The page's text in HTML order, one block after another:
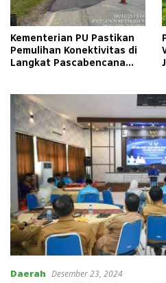
Kementerian PU Pastikan
Pemulihan Konektivitas di
Langkat Pascabencana
Daerah Desember 23, 2024